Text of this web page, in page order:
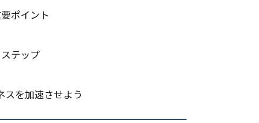
ポイント
テップ
スを加速させよう